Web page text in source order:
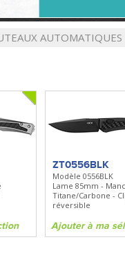
AUTOMATIQUES
ZT0556BLK
Modèle 0556BLK
Lame 85mm -
Titane/Carbone -
réversible
Ajouter à ma